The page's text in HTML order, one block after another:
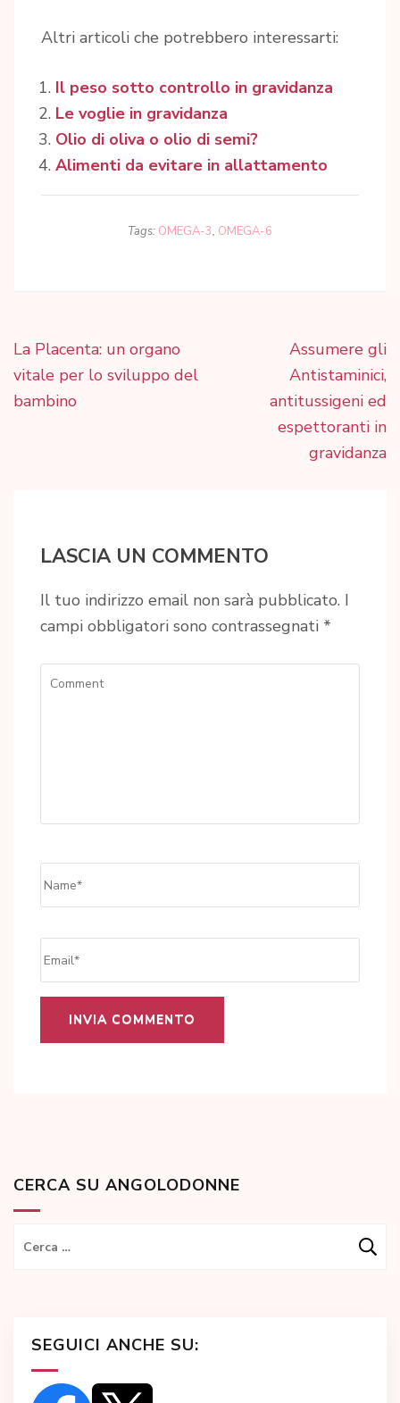
Altri articoli che potrebbero interessarti:
Il peso sotto controllo in gravidanza
Le voglie in gravidanza
Olio di oliva o olio di semi?
Alimenti da evitare in allattamento
Tags: OMEGA-3, OMEGA-6
Navigazione
articoli
La Placenta: un organo
vitale per lo sviluppo del
bambino
Assumere gli
Antistaminici,
antitussigeni ed
espettoranti in
gravidanza
LASCIA UN COMMENTO
Il tuo indirizzo email non sarà pubblicato. I
campi obbligatori sono contrassegnati *
Comment
CERCA SU ANGOLODONNE
Ricerca
SEGUICI ANCHE SU: